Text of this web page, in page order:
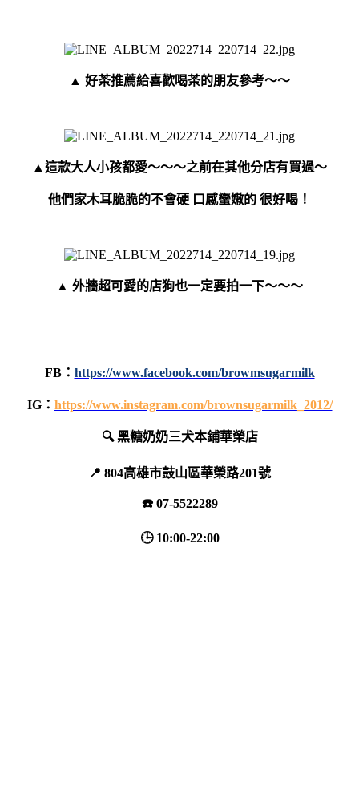
▲ 好茶推薦給喜歡喝茶的朋友參考～～
▲這款大人小孩都愛～～～之前在其他分店有買過～
他們家木耳脆脆的不會硬 口感蠻嫩的 很好喝！
▲ 外牆超可愛的店狗也一定要拍一下～～～
FB： https://www.facebook.com/browmsugarmilk
IG： https://www.instagram.com/brownsugarmilk_2012/
🔍 黑糖奶奶三犬本鋪華榮店
📍 804高雄市鼓山區華榮路201號
☎️ 07-5522289
🕒 10:00-22:00